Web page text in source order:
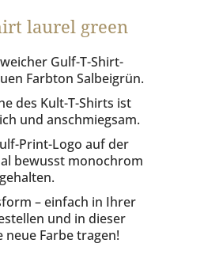
laurel green
Gulf-T-Shirt-
Farbton Salbeigrün.
des Kult-T-Shirts ist
und anschmiegsam.
Print-Logo auf der
bewusst monochrom
gehalten.
– einfach in Ihrer
und in dieser
neue Farbe tragen!